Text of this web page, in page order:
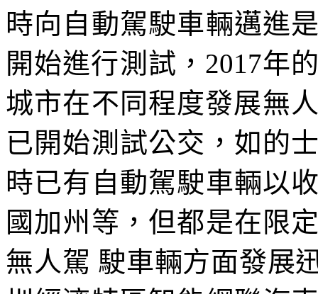
時向自動駕駛車輛邁進
開始進行測試，2017年
城市在不同程度發展無
已開始測試公交，如的
時已有自動駕駛車輛以
國加州等，但都是在限
無人駕 駛車輛方面發展